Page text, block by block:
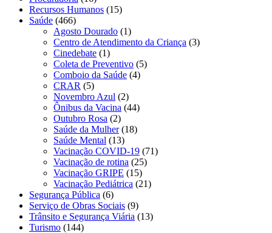
Recursos Humanos (15)
Saúde (466)
Agosto Dourado (1)
Centro de Atendimento da Criança (3)
Cinedebate (1)
Coleta de Preventivo (5)
Comboio da Saúde (4)
CRAR (5)
Novembro Azul (2)
Ônibus da Vacina (44)
Outubro Rosa (2)
Saúde da Mulher(18)
Saúde Mental (13)
Vacinação COVID-19 (71)
Vacinação de rotina (25)
Vacinação GRIPE (15)
Vacinação Pediátrica (21)
Segurança Pública (6)
Serviço de Obras Sociais (9)
Trânsito e Segurança Viária (13)
Turismo (144)